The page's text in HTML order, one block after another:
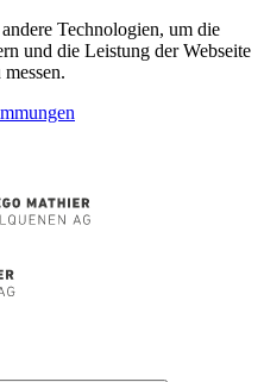
Technologien, um die
und die Leistung der Webseite